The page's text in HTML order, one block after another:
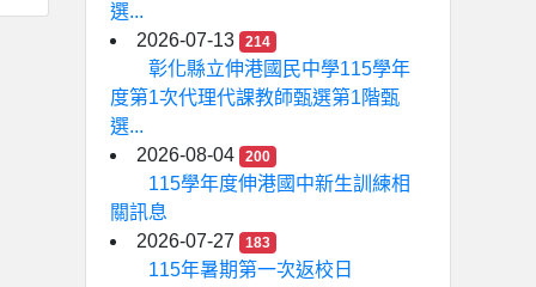
選...
2026-07-13
214
彰化縣立伸港國民中學115學年
度第1次代理代課教師甄選第1階甄
選...
2026-08-04
200
115學年度伸港國中新生訓練相
關訊息
2026-07-27
183
115年暑期第一次返校日